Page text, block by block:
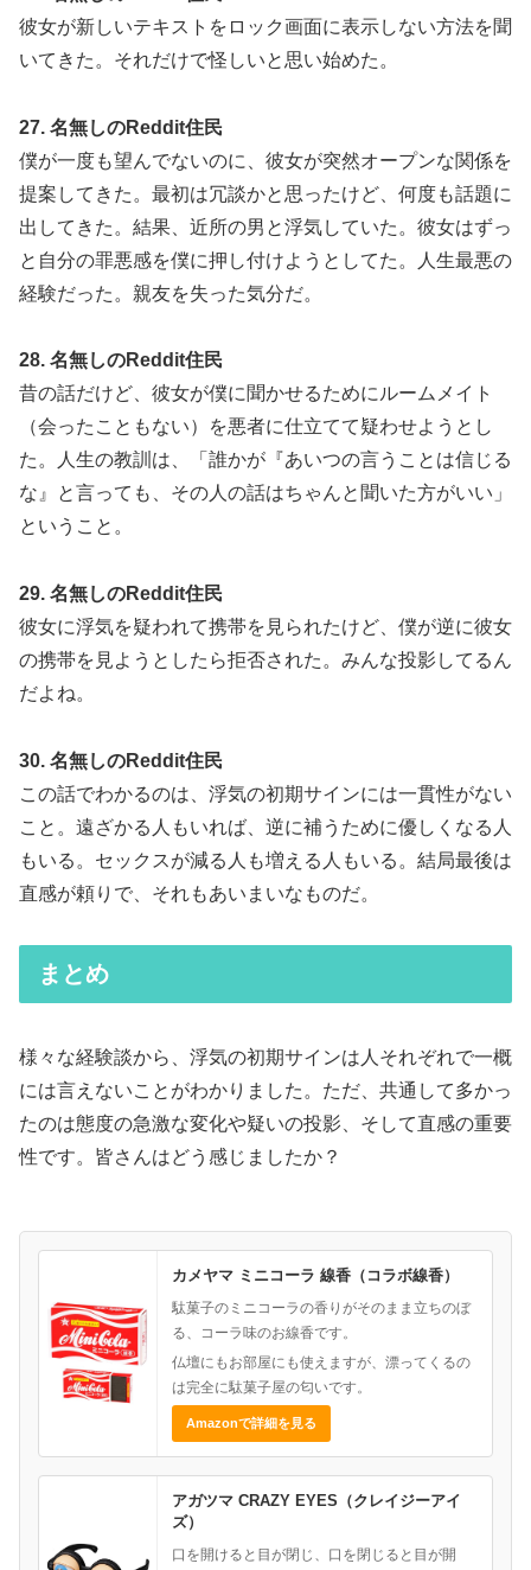
彼女が新しいテキストをロック画面に表示しない方法を聞
いてきた。それだけで怪しいと思い始めた。
27. 名無しのReddit住民
僕が一度も望んでないのに、彼女が突然オープンな関係を
提案してきた。最初は冗談かと思ったけど、何度も話題に
出してきた。結果、近所の男と浮気していた。彼女はずっ
と自分の罪悪感を僕に押し付けようとしてた。人生最悪の
経験だった。親友を失った気分だ。
28. 名無しのReddit住民
昔の話だけど、彼女が僕に聞かせるためにルームメイト
（会ったこともない）を悪者に仕立てて疑わせようとし
た。人生の教訓は、「誰かが『あいつの言うことは信じる
な』と言っても、その人の話はちゃんと聞いた方がいい」
ということ。
29. 名無しのReddit住民
彼女に浮気を疑われて携帯を見られたけど、僕が逆に彼女
の携帯を見ようとしたら拒否された。みんな投影してるん
だよね。
30. 名無しのReddit住民
この話でわかるのは、浮気の初期サインには一貫性がない
こと。遠ざかる人もいれば、逆に補うために優しくなる人
もいる。セックスが減る人も増える人もいる。結局最後は
直感が頼りで、それもあいまいなものだ。
まとめ
様々な経験談から、浮気の初期サインは人それぞれで一概
には言えないことがわかりました。ただ、共通して多かっ
たのは態度の急激な変化や疑いの投影、そして直感の重要
性です。皆さんはどう感じましたか？
カメヤマ ミニコーラ 線香（コラボ線香）
駄菓子のミニコーラの香りがそのまま立ちのぼ
る、コーラ味のお線香です。
仏壇にもお部屋にも使えますが、漂ってくるの
は完全に駄菓子屋の匂いです。
Amazonで詳細を見る
アガツマ CRAZY EYES（クレイジーアイ
ズ）
口を開けると目が閉じ、口を閉じると目が開